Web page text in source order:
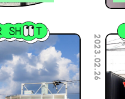
2023.02.26